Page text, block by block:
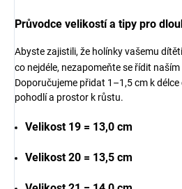
Průvodce velikostí a tipy pro
Abyste zajistili, že holínky vašemu
co nejdéle, nezapomeňte se řídit naším
Doporučujeme přidat 1–1,5 cm k
pohodlí a prostor k růstu.
Velikost 19 = 13,0 cm
Velikost 20 = 13,5 cm